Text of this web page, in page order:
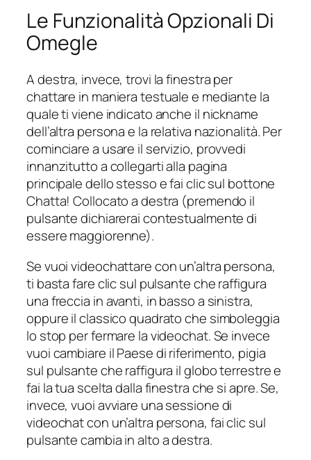
Le Funzionalità Opzionali Di
Omegle
A destra, invece, trovi la finestra per
chattare in maniera testuale e mediante la
quale ti viene indicato anche il nickname
dell’altra persona e la relativa nazionalità. Per
cominciare a usare il servizio, provvedi
innanzitutto a collegarti alla pagina
principale dello stesso e fai clic sul bottone
Chatta! Collocato a destra (premendo il
pulsante dichiarerai contestualmente di
essere maggiorenne).
Se vuoi videochattare con un’altra persona,
ti basta fare clic sul pulsante che raffigura
una freccia in avanti, in basso a sinistra,
oppure il classico quadrato che simboleggia
lo stop per fermare la videochat. Se invece
vuoi cambiare il Paese di riferimento, pigia
sul pulsante che raffigura il globo terrestre e
fai la tua scelta dalla finestra che si apre. Se,
invece, vuoi avviare una sessione di
videochat con un’altra persona, fai clic sul
pulsante cambia in alto a destra.